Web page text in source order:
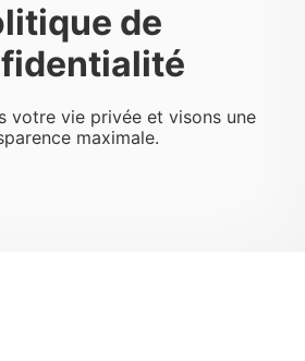
de
votre vie privée et visons une
maximale.